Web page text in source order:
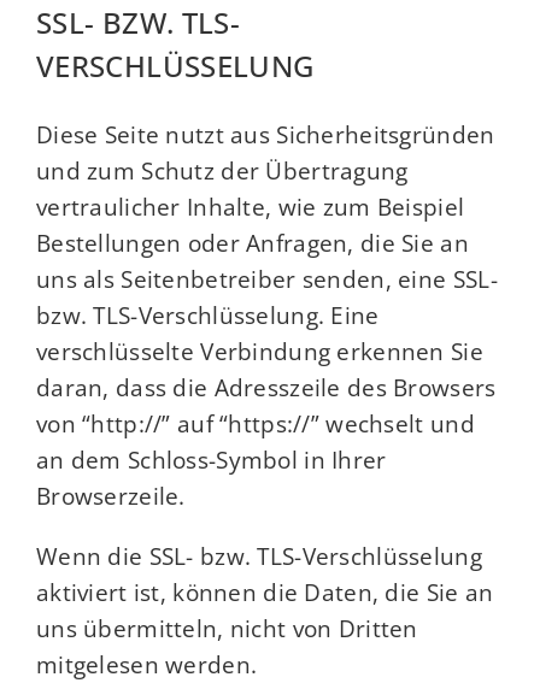
SSL- BZW. TLS-
VERSCHLÜSSELUNG
Diese Seite nutzt aus Sicherheitsgründen
und zum Schutz der Übertragung
vertraulicher Inhalte, wie zum Beispiel
Bestellungen oder Anfragen, die Sie an
uns als Seitenbetreiber senden, eine SSL-
bzw. TLS-Verschlüsselung. Eine
verschlüsselte Verbindung erkennen Sie
daran, dass die Adresszeile des Browsers
von “http://” auf “https://” wechselt und
an dem Schloss-Symbol in Ihrer
Browserzeile.
Wenn die SSL- bzw. TLS-Verschlüsselung
aktiviert ist, können die Daten, die Sie an
uns übermitteln, nicht von Dritten
mitgelesen werden.